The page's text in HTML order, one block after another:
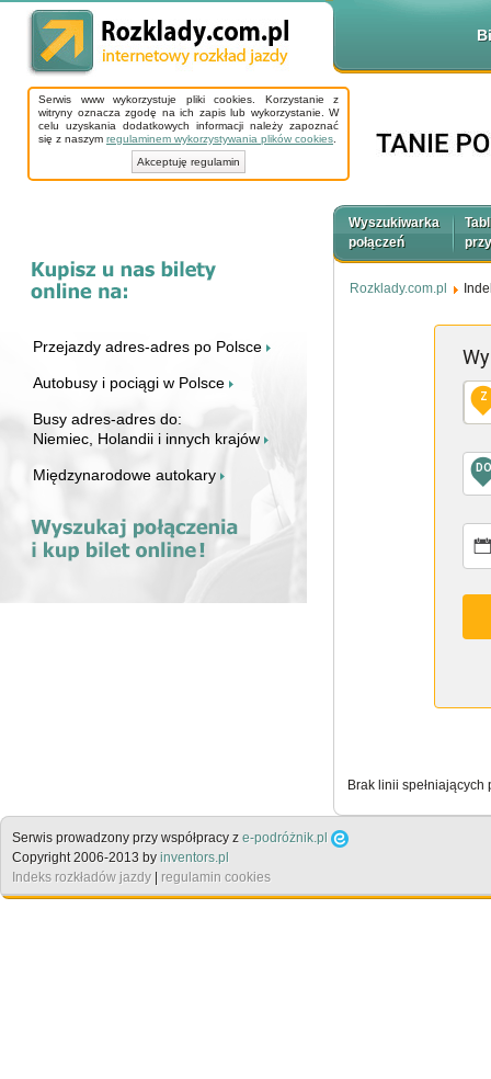
Serwis www wykorzystuje pliki cookies. Korzystanie z
witryny oznacza zgodę na ich zapis lub wykorzystanie. W
celu uzyskania dodatkowych informacji należy zapoznać
się z naszym regulaminem wykorzystywania plików cookies
Akceptuję regulamin
Przejazdy adres-adres po Polsce
Autobusy i pociągi w Polsce
Busy adres-adres do:
Niemiec, Holandii i innych krajów
Międzynarodowe autokary
Wyszukiwarka
połączeń
Rozklady.com.pl
Z
DO
Brak linii spełniających
Serwis prowadzony przy współpracy z e-podróżnik.pl
Copyright 2006-2013 by inventors.pl
Indeks rozkładów jazdy
regulamin cookies